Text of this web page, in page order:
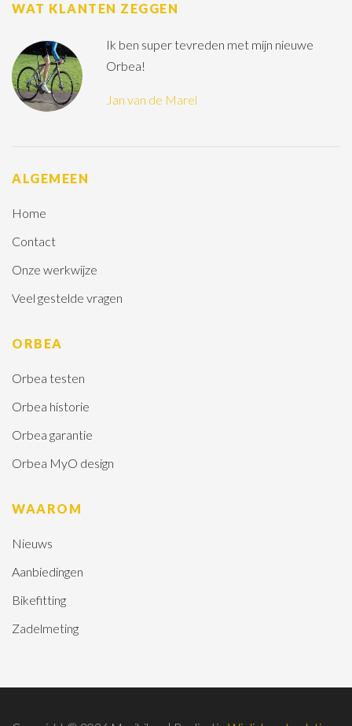
WAT KLANTEN ZEGGEN
Ik ben super tevreden met mijn nieuwe
Orbea!
Jan van de Marel
ALGEMEEN
Home
Contact
Onze werkwijze
Veel gestelde vragen
ORBEA
Orbea testen
Orbea historie
Orbea garantie
Orbea MyO design
WAAROM
Nieuws
Aanbiedingen
Bikefitting
Zadelmeting